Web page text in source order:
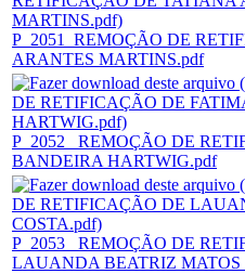
P_2051_REMOÇÃO DE
ARANTES MARTINS.pdf
P_2052_ REMOÇÃO DE
BANDEIRA HARTWIG.pdf
P_2053_ REMOÇÃO DE
LAUANDA BEATRIZ MATOS